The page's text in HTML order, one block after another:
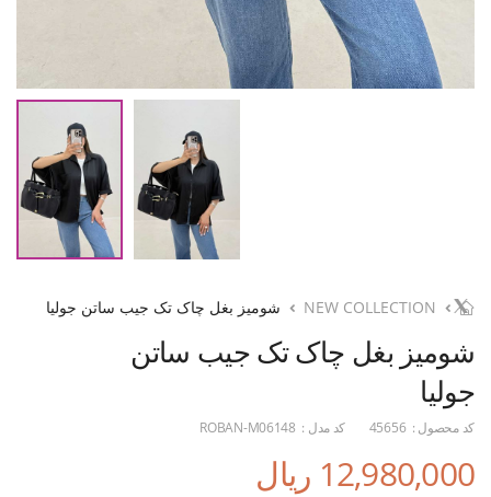
NEW COLLECTION شومیز بغل چاک تک جیب ساتن جولیا
شومیز بغل چاک تک جیب ساتن
جولیا
کد محصول : 45656 کد مدل : ROBAN-M06148
12,980,000 ریال